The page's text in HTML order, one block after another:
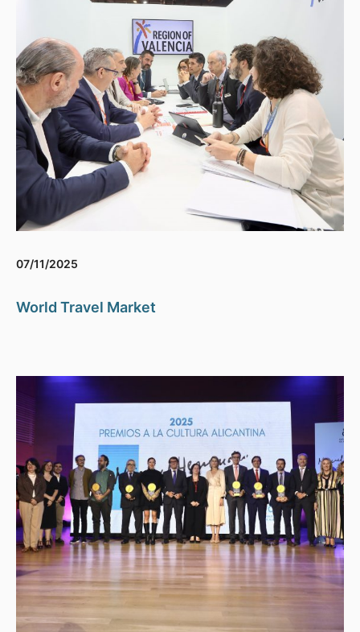
07/11/2025
World Travel Market